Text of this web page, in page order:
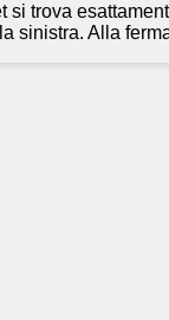
si trova
sinistra. Alla